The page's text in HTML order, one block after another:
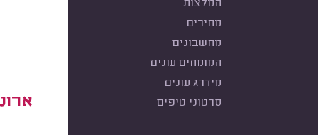
המלצות
מחירים
מחשבונים
המומחים עונים
מידרג עונים
סרטוני טיפים